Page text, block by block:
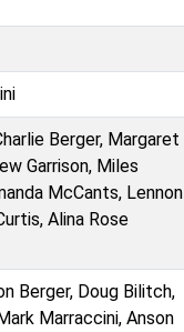
Berger, Margaret
Garrison, Miles
McCants, Lennon
Alina Rose
Berger, Doug Bilitch,
Marraccini, Anson